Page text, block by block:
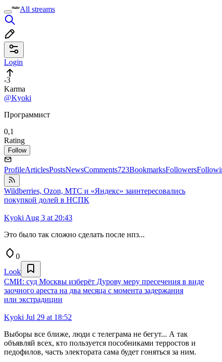
All streams
Login
-3
Karma
@Kyoki
Программист
0,1
Rating
Follow
ProfileArticlesPostsNewsComments723BookmarksFollowers
Wildberries, Ozon, МТС и «Яндекс» заинтересовались
покупкой долей в НСПК
Kyoki Aug 3 at 20:43
Это было так сложно сделать после нпз...
0
Look
СМИ: суд Москвы изберёт Дурову меру пресечения в виде
заочного ареста на два месяца с момента задержания
или экстрадиции
Kyoki Jul 29 at 18:52
Выборы все ближе, люди с телеграма не бегут... А так
объявляй всех, кто пользуется пособниками терростов и
педофилов, часть электората сама будет гоняться за ним.